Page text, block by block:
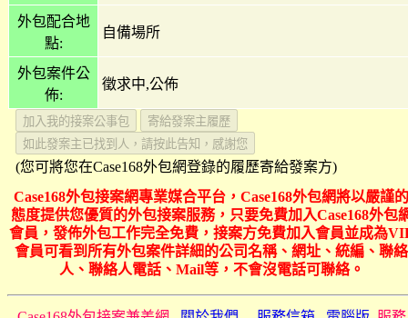
外包配合地
點:
自備場所
外包案件公
佈:
徵求中,公佈
(您可將您在Case168外包網登錄的履歷寄給發案方)
Case168外包接案網專業媒合平台，Case168外包網將以嚴謹的
態度提供您優質的外包接案服務，只要免費加入Case168外包
會員，發佈外包工作完全免費，接案方免費加入會員並成為
會員可看到所有外包案件詳細的公司名稱、網址、統編、聯絡
人、聯絡人電話、Mail等，不會沒電話可聯絡。